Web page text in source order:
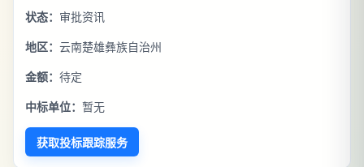
状态： 审批资讯
地区： 云南楚雄彝族自治州
金额： 待定
中标单位： 暂无
获取投标跟踪服务